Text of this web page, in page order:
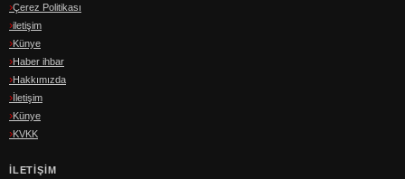
Çerez Politikası
iletişim
Künye
Haber ihbar
Hakkımızda
İletişim
Künye
KVKK
İLETIŞIM